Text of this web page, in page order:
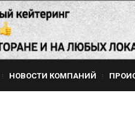
НОВОСТИ КОМПАНИЙ